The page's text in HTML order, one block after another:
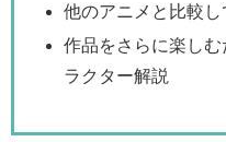
他のアニメと比較
作品をさらに楽し
ラクター解説